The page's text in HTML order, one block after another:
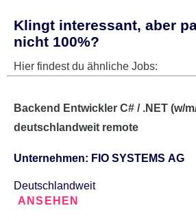
Klingt interessant, aber
nicht 100%?
Hier findest du ähnliche Jobs:
Backend Entwickler C# / .NET (w/
deutschlandweit remote
Unternehmen: FIO SYSTEMS AG
Deutschlandweit
ANSEHEN